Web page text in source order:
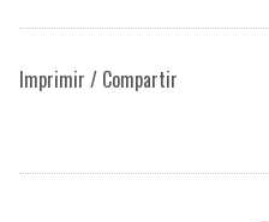
Imprimir / Compartir